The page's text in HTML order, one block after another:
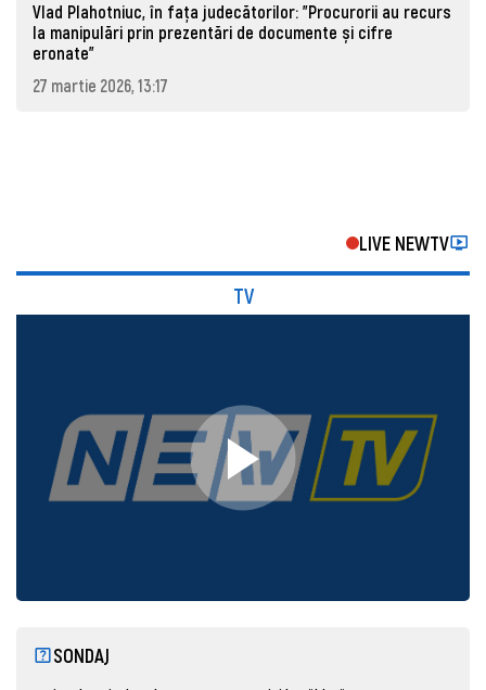
Vlad Plahotniuc, în fața judecătorilor: "Procurorii au recurs
la manipulări prin prezentări de documente și cifre
eronate"
27 martie 2026, 13:17
LIVE NEWTV
TV
SONDAJ